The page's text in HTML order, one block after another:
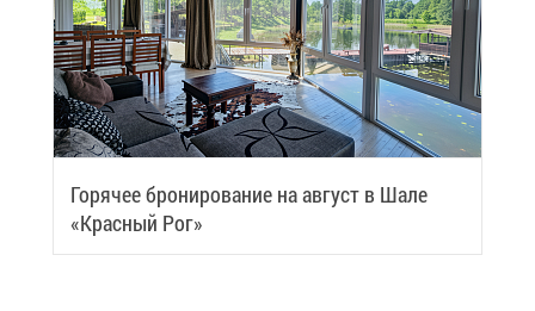
Го­ря­чее бро­ни­ро­ва­ние на ав­густ в Ша­ле
«Крас­ный Рог»